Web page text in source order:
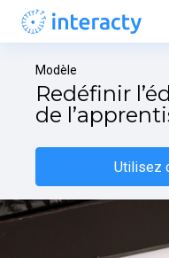
Modèle
Redéfinir
de
Utilisez